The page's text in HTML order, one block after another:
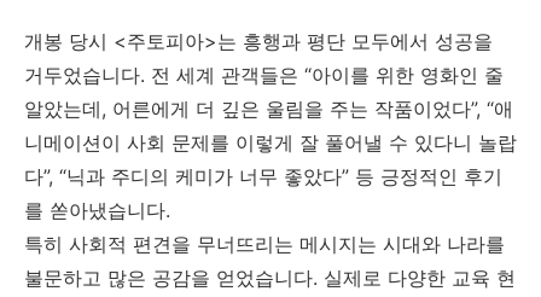
개봉 당시 <주토피아>는 흥행과 평단 모두에서 성공을
거두었습니다. 전 세계 관객들은 “아이를 위한 영화인 줄
알았는데, 어른에게 더 깊은 울림을 주는 작품이었다”, “애
니메이션이 사회 문제를 이렇게 잘 풀어낼 수 있다니 놀랍
다”, “닉과 주디의 케미가 너무 좋았다” 등 긍정적인 후기
를 쏟아냈습니다.
특히 사회적 편견을 무너뜨리는 메시지는 시대와 나라를
불문하고 많은 공감을 얻었습니다. 실제로 다양한 교육 현